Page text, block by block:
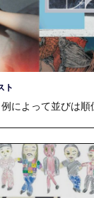
ト
によって並びは